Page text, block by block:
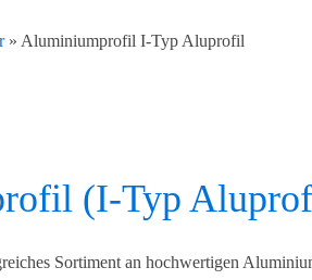
» Aluminiumprofil I-Typ Aluprofil
(I-Typ
Sortiment an hochwertigen